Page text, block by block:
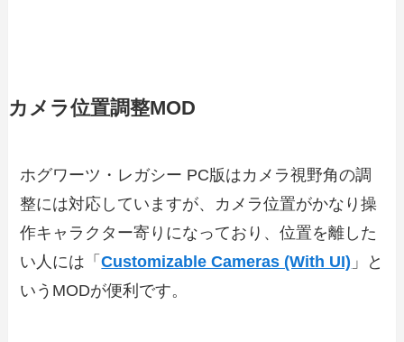
カメラ位置調整MOD
ホグワーツ・レガシー PC版はカメラ視野角の調
整には対応していますが、カメラ位置がかなり操
作キャラクター寄りになっており、位置を離した
い人には「Customizable Cameras (With UI) 」と
いうMODが便利です。